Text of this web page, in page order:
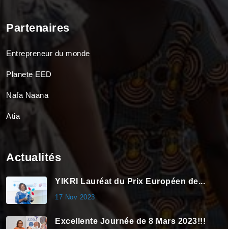
Partenaires
Entrepreneur du monde
Planete EED
Nafa Naana
Atia
Actualités
YIKRI Lauréat du Prix Européen de...
17 Nov 2023
Excellente Journée de 8 Mars 2023!!!